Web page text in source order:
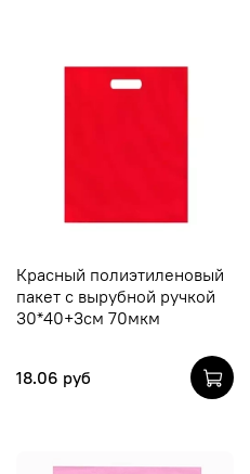
Красный полиэтиленовый
пакет с вырубной ручкой
30*40+3см 70мкм
18.06 руб